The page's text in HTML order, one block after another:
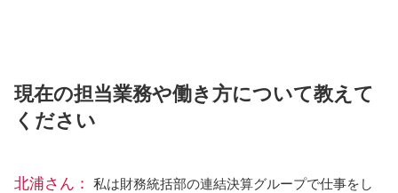
現在の担当業務や働き方について教えて
ください
北浦さん：
私は財務統括部の連結決算グループで仕事をし